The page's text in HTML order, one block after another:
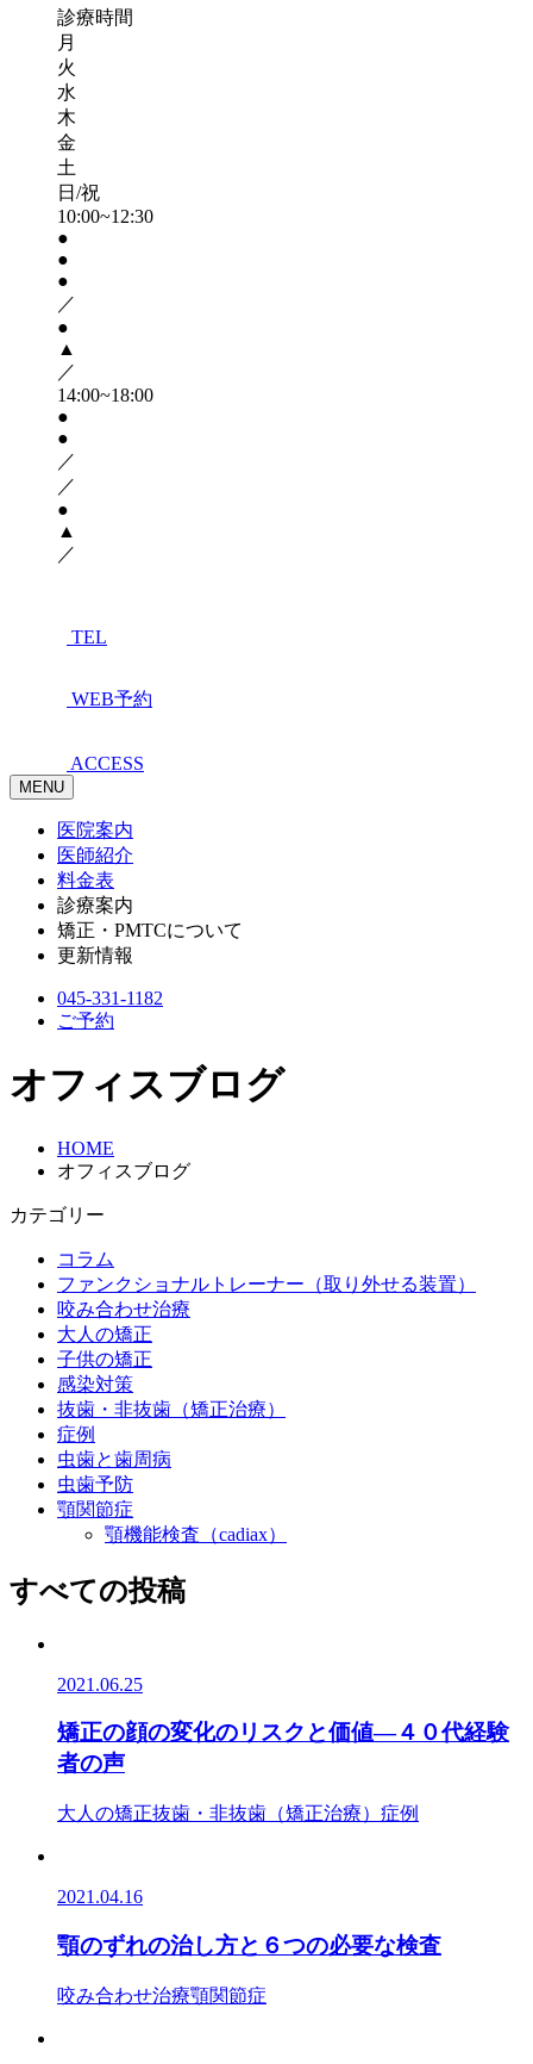
診療時間
月
火
水
木
金
土
日/祝
10:00~12:30
●
●
●
／
●
▲
／
14:00~18:00
●
●
／
／
●
▲
／
TEL
WEB予約
ACCESS
MENU
医院案内
医師紹介
料金表
診療案内
矯正・PMTCについて
更新情報
045-331-1182
ご予約
オフィスブログ
HOME
オフィスブログ
カテゴリー
コラム
ファンクショナルトレーナー（取り外せる装置）
咬み合わせ治療
大人の矯正
子供の矯正
感染対策
抜歯・非抜歯（矯正治療）
症例
虫歯と歯周病
虫歯予防
顎関節症
顎機能検査（cadiax）
すべての投稿
2021.06.25
矯正の顔の変化のリスクと価値―４０代経験
者の声
大人の矯正抜歯・非抜歯（矯正治療） 症例
2021.04.16
顎のずれの治し方と６つの必要な検査
咬み合わせ治療顎関節症